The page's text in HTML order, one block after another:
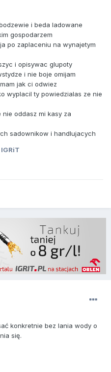
i beda ladowane
gospodarzem
po zaplaceniu na wynajetym
i opisywac glupoty
i nie boje omijam
jak ci odwiez
wyplacil ty powiedzialas ze nie
oddasz mi kasy za
sadownikow i handlujacych
konkretnie bez lania wody o
się.